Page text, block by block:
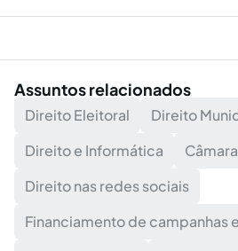
Assuntos relacionados
Direito Eleitoral
Direito
Direito e Informática
Direito nas redes sociais
Financiamento de campanhas